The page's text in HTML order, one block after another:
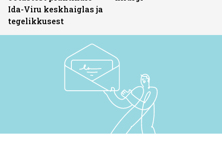
Ida-Viru keskhaiglas ja
tegelikkusest